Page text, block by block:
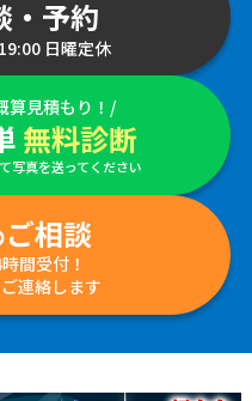
・予約
日曜定休
算見積もり！/
無料診断
写真を送ってください
ご相談
間受付！
連絡します